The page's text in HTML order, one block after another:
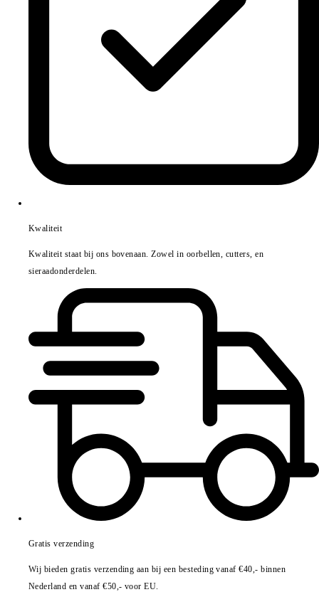
Kwaliteit
Kwaliteit staat bij ons bovenaan. Zowel in oorbellen, cutters, en
sieraadonderdelen.
Gratis verzending
Wij bieden gratis verzending aan bij een besteding vanaf €40,- binnen
Nederland en vanaf €50,- voor EU.